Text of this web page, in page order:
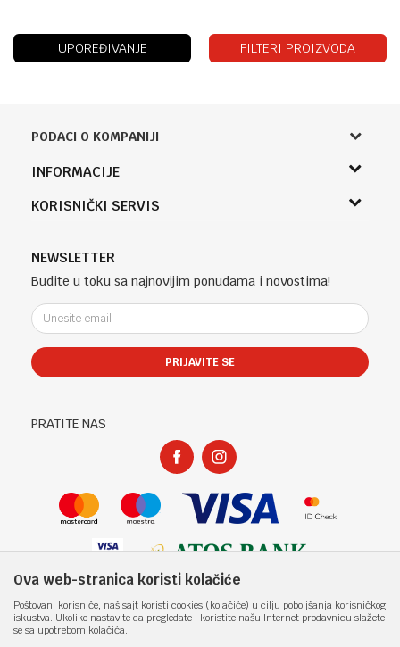
UPOREĐIVANJE FILTERI PROIZVODA
PODACI O KOMPANIJI
Knjižara Kultura
Knjaza Miloša 3A
Telefon (uprava firme Sladaboni d.o.o)
051 303 460
e-knjizara@knjizarakultura.com
Račun
400965310005
INFORMACIJE
O nama
Kontakt
Klub povjerenja "Knjižara Kultura"
KORISNIČKI SERVIS
Politika privatnosti
Kako kupiti
Načini plaćanja
Plaćanje karticama
Isporuka
Zamjena veličine i zamjena artikla za drugi
Povraćaj sredstava
NEWSLETTER
Budite u toku sa najnovijim ponudama i novostima!
PRIJAVITE SE
PRATITE NAS
Nastojimo da budemo što precizniji u opisu proizvoda, prikazu slika i samih
cijena, ali ne možemo garantovati da su sve informacije kompletne i bez
grešaka. Svi artikli prikazani na sajtu su dio naše ponude i ne
Ova web-stranica koristi kolačiće
Poštovani korisniče, naš sajt koristi cookies (kolačiće) u cilju poboljšanja korisničkog
iskustva. Ukoliko nastavite da pregledate i koristite našu Internet prodavnicu slažete
se sa upotrebom kolačića.